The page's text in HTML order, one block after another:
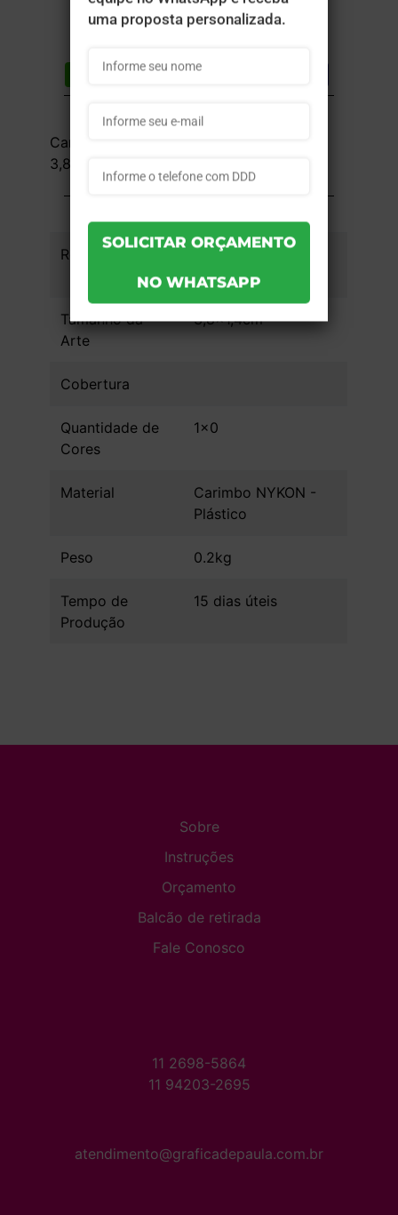
Lista de desejos
Carimbo NYKON - Plástico - 1x0 -
3,8x1,4cm - 1 unid
Referência
09cfd41066f8eb -
1un
Tamanho da
Arte
3,8x1,4cm
Cobertura
Quantidade de
Cores
1x0
Material
Carimbo NYKON -
Plástico
Peso 0.2kg
Tempo de
Produção
15 dias úteis
Sobre
Instruções
Orçamento
Balcão de retirada
Fale Conosco
11 2698-5864
11 94203-2695
atendimento@graficadepaula.com.br